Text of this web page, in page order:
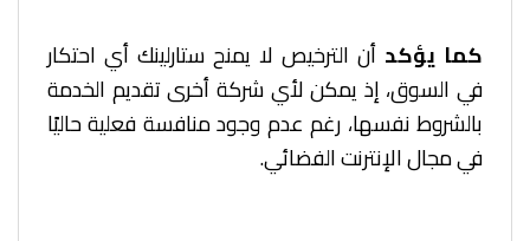
كما يؤكد أن الترخيص لا يمنح ستارلينك أي احتكار
في السوق، إذ يمكن لأي شركة أخرى تقديم الخدمة
بالشروط نفسها، رغم عدم وجود منافسة فعلية حاليًا
في مجال الإنترنت الفضائي.